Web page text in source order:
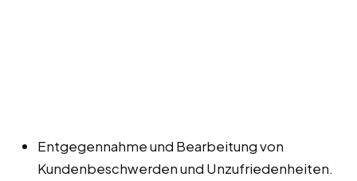
Entgegennahme und Bearbeitung von
Kundenbeschwerden und Unzufriedenheiten.